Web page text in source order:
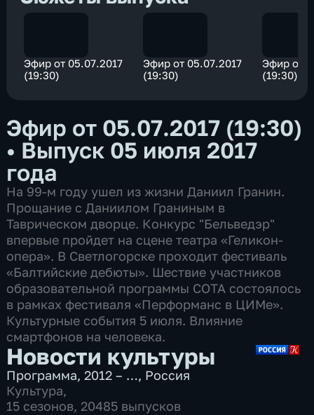
Эфир от 05.07.2017
(19:30)
Эфир от 05.07.2017
(19:30)
Эфир от
(19:30)
Эфир от 05.07.2017 (19:30)
• Выпуск 05 июля 2017
года
На 99-м году ушел из жизни Даниил Гранин.
Прощание с Даниилом Граниным в
Таврическом дворце. Конкурс "Бельведэр"
впервые пройдет на сцене театра «Геликон-
опера». В Светлогорске проходит фестиваль
«Балтийские дебюты». Шествие участников
образовательной программы СОТА состоялось
в рамках фестиваля «Перформанс в ЦИМе».
Культурные события 5 июля. Влияние
смартфонов на человека.
Новости культуры
Программа,2012 – …, Россия
Культура,
15 сезонов, 20485 выпусков